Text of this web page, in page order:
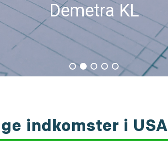
Demetra KL
indkomster i USA